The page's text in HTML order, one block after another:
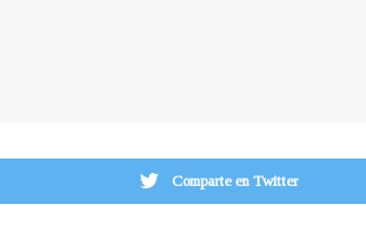
Comparte en Twitter